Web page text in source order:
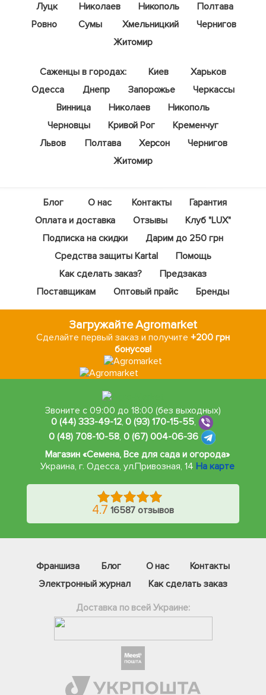
Луцк
Николаев Никополь
Полтава
Ровно
Сумы Хмельницкий
Чернигов
Житомир
Саженцы в городах: Киев
Харьков
Одесса
Днепр Запорожье
Черкассы
Винница
Николаев
Никополь
Черновцы
Кривой Рог
Кременчуг
Львов
Полтава Херсон
Чернигов
Житомир
Блог О нас Контакты
Гарантия
Оплата и доставка
Отзывы
Клуб "LUX"
Подписка на скидки
Дарим до 250 грн
Средства защиты Kartal
Помощь
Как сделать заказ?
Предзаказ
Поставщикам
Оптовый прайс Бренды
Загружайте Agromarket
Сделайте первый заказ и получите +200 грн
бонусов!
Звоните с 09:00 до 18:00 (без выходных)
0 (44) 333-49-12,0 (93) 170-15-55,
0 (48) 708-10-58, 0 (67) 004-06-36
Магазин «Семена, Все для сада и огорода»
Украина, г. Одесса, ул.Привозная, 14 На карте
4.7 16587 отзывов
Франшиза Блог О нас
Контакты
Электронный журнал
Как сделать заказ
Доставка по всей Украине:
Телеграм